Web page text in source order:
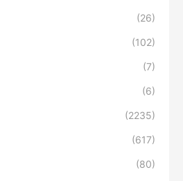
(26)
(102)
(7)
(6)
(2235)
(617)
(80)